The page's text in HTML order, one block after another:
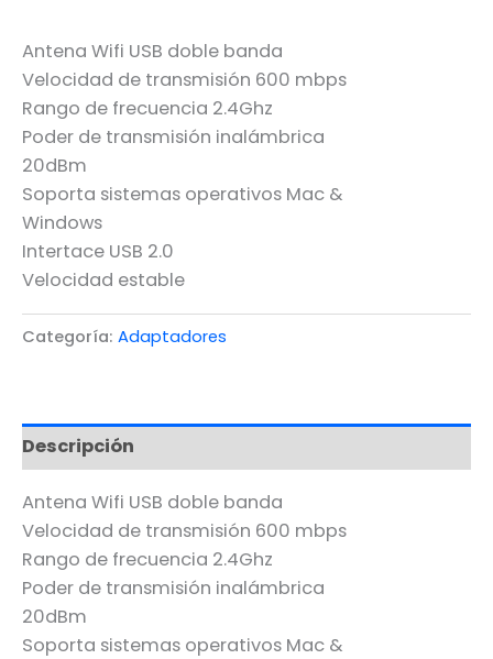
Antena Wifi USB doble banda
Velocidad de transmisión 600 mbps
Rango de frecuencia 2.4Ghz
Poder de transmisión inalámbrica
20dBm
Soporta sistemas operativos Mac &
Windows
Intertace USB 2.0
Velocidad estable
Categoría: Adaptadores
Descripción
Antena Wifi USB doble banda
Velocidad de transmisión 600 mbps
Rango de frecuencia 2.4Ghz
Poder de transmisión inalámbrica
20dBm
Soporta sistemas operativos Mac &